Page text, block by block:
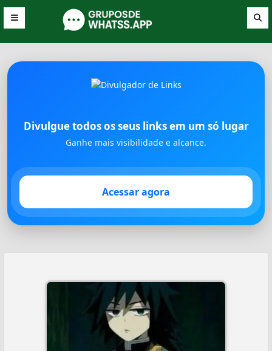
Divulgue todos os seus links em um só lugar
Ganhe mais visibilidade e alcance.
Acessar agora